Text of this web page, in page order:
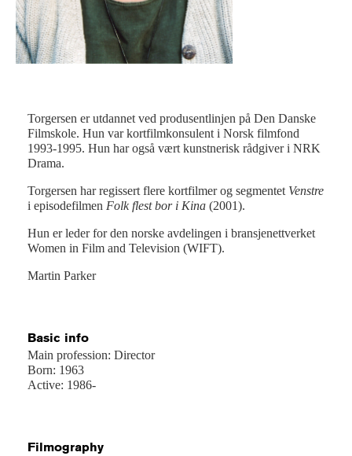
Torgersen er utdannet ved produsentlinjen på Den Danske
Filmskole. Hun var kortfilmkonsulent i Norsk filmfond
1993-1995. Hun har også vært kunstnerisk rådgiver i NRK
Drama.
Torgersen har regissert flere kortfilmer og segmentet Venstre
i episodefilmen Folk flest bor i Kina (2001).
Hun er leder for den norske avdelingen i bransjenettverket
Women in Film and Television (WIFT).
Martin Parker
Basic info
Main profession: Director
Born: 1963
Active: 1986-
Filmography